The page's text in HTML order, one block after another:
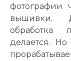
фотографии
вышивки.
обработка
делается. Но